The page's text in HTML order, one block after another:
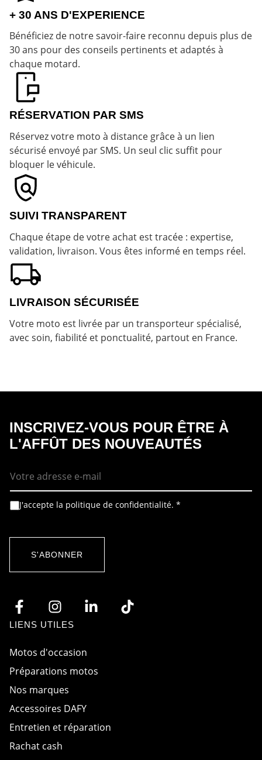
+ 30 ANS D'EXPERIENCE
Bénéficiez de notre savoir-faire reconnu depuis plus de
30 ans pour des conseils pertinents et adaptés à
chaque motard.
RÉSERVATION PAR SMS
Réservez votre moto à distance grâce à un lien
sécurisé envoyé par SMS. Un seul clic suffit pour
bloquer le véhicule.
SUIVI TRANSPARENT
Chaque étape de votre achat est tracée : expertise,
validation, livraison. Vous êtes informé en temps réel.
LIVRAISON SÉCURISÉE
Votre moto est livrée par un transporteur spécialisé,
avec soin, fiabilité et ponctualité, partout en France.
INSCRIVEZ-VOUS POUR ÊTRE À
L'AFFÛT DES NOUVEAUTÉS
-
a
i
l
A
o
G
m
a
l
A
c
G
J'accepte la politique de confidentialité. *
S'ABONNER
LIENS UTILES
Motos d'occasion
Préparations motos
Nos marques
Accessoires DAFY
Entretien et réparation
Rachat cash